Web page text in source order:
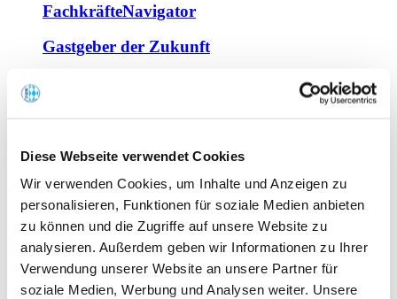
Diese Webseite verwendet Cookies
Wir verwenden Cookies, um Inhalte und Anzeigen zu
personalisieren, Funktionen für soziale Medien anbieten
zu können und die Zugriffe auf unsere Website zu
analysieren. Außerdem geben wir Informationen zu Ihrer
Verwendung unserer Website an unsere Partner für
soziale Medien, Werbung und Analysen weiter. Unsere
FachkräfteNavigator
Gastgeber der Zukunft
Offene Seminare
Tagen im Palais
Wirte-und Unternehmerbrief
Lernplattform BOUNTI
Partner
Branchennahe Organisationen